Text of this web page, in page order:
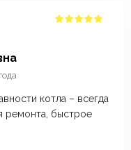
котла – всегда
ремонта, быстрое